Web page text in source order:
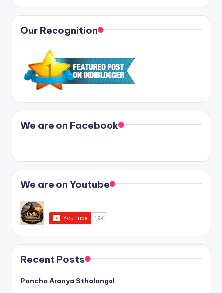
Our Recognition
We are on Facebook
We are on Youtube
Recent Posts
Pancha Aranya Sthalangal